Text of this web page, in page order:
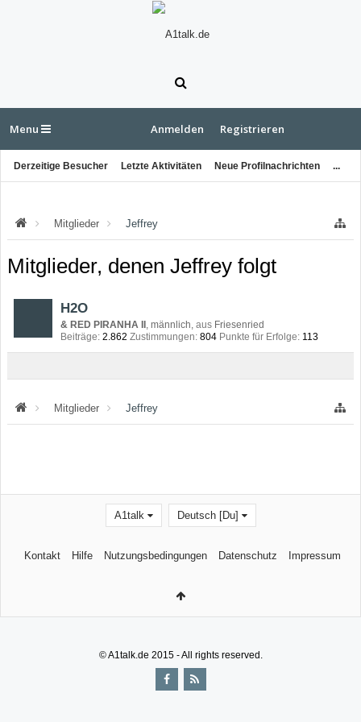
Menu
Derzeitige Besucher Letzte Aktivitäten Neue Profilnachrichten ...
Anmelden Registrieren
Mitglieder Jeffrey
Mitglieder, denen Jeffrey folgt
H2O
& RED PIRANHA II , männlich, aus Friesenried
Beiträge: 2.862 Zustimmungen: 804 Punkte für Erfolge: 113
Mitglieder Jeffrey
A1talk Deutsch [Du]
Kontakt Hilfe Nutzungsbedingungen Datenschutz Impressum
© A1talk.de 2015 - All rights reserved.